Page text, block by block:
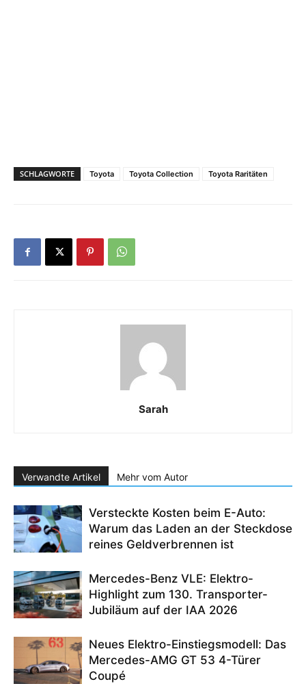
SCHLAGWORTE Toyota Toyota Collection Toyota Raritäten
Sarah
Verwandte Artikel Mehr vom Autor
Versteckte Kosten beim E-Auto:
Warum das Laden an der Steckdose
reines Geldverbrennen ist
Mercedes-Benz VLE: Elektro-
Highlight zum 130. Transporter-
Jubiläum auf der IAA 2026
Neues Elektro-Einstiegsmodell: Das
Mercedes-AMG GT 53 4-Türer
Coupé